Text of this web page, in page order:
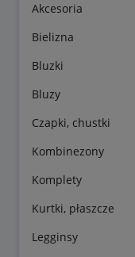
Akcesoria
Bielizna
Bluzki
Bluzy
Czapki, chustki
Kombinezony
Komplety
Kurtki, płaszcze
Legginsy